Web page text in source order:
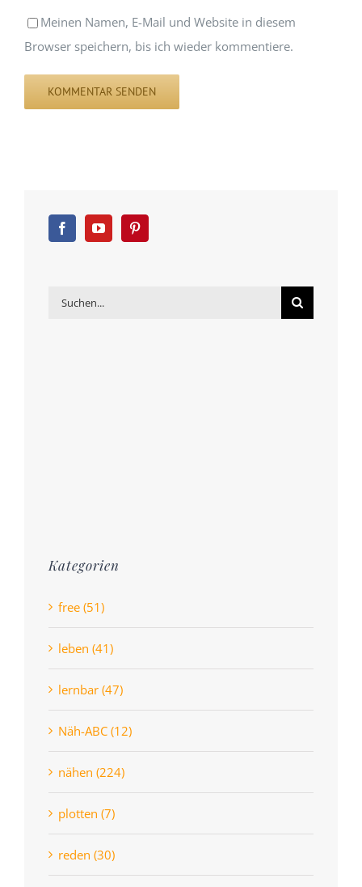
Meinen Namen, E-Mail und Website in diesem
Browser speichern, bis ich wieder kommentiere.
Suche
Kategorien
free (51)
leben (41)
lernbar (47)
Näh-ABC (12)
nähen (224)
plotten (7)
reden (30)